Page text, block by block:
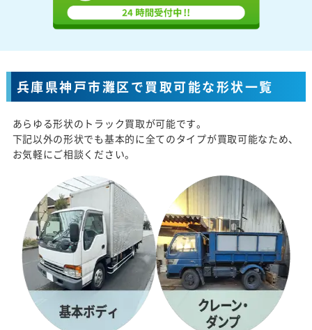
兵庫県神戸市灘区で買取可能な形状一覧
あらゆる形状のトラック買取が可能です。
下記以外の形状でも基本的に全てのタイプが買取可能なため、
お気軽にご相談ください。